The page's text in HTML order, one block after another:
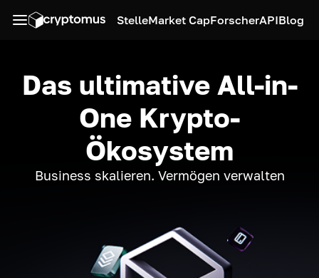
StelleMarket CapForscherAPIBlog
Das ultimative All-in-
One Krypto-
Ökosystem
Business skalieren. Vermögen verwalten